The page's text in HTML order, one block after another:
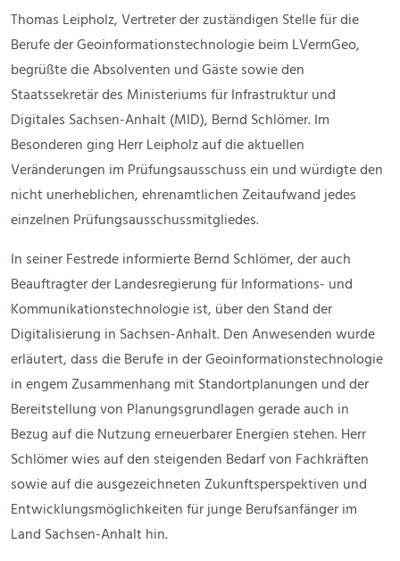
Thomas Leipholz, Vertreter der zuständigen Stelle für die
Berufe der Geoinformationstechnologie beim LVermGeo,
begrüßte die Absolventen und Gäste sowie den
Staatssekretär des Ministeriums für Infrastruktur und
Digitales Sachsen-Anhalt (MID), Bernd Schlömer. Im
Besonderen ging Herr Leipholz auf die aktuellen
Veränderungen im Prüfungsausschuss ein und würdigte den
nicht unerheblichen, ehrenamtlichen Zeitaufwand jedes
einzelnen Prüfungsausschussmitgliedes.
In seiner Festrede informierte Bernd Schlömer, der auch
Beauftragter der Landesregierung für Informations- und
Kommunikationstechnologie ist, über den Stand der
Digitalisierung in Sachsen-Anhalt. Den Anwesenden wurde
erläutert, dass die Berufe in der Geoinformationstechnologie
in engem Zusammenhang mit Standortplanungen und der
Bereitstellung von Planungsgrundlagen gerade auch in
Bezug auf die Nutzung erneuerbarer Energien stehen. Herr
Schlömer wies auf den steigenden Bedarf von Fachkräften
sowie auf die ausgezeichneten Zukunftsperspektiven und
Entwicklungsmöglichkeiten für junge Berufsanfänger im
Land Sachsen-Anhalt hin.